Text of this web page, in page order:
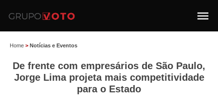
Home > Notícias e Eventos
De frente com empresários de São Paulo,
Jorge Lima projeta mais competitividade
para o Estado